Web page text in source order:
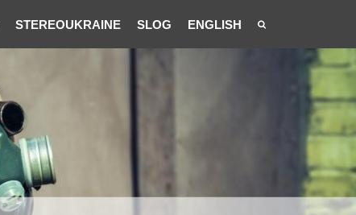
STEREOUKRAINE SLOG ENGLISH